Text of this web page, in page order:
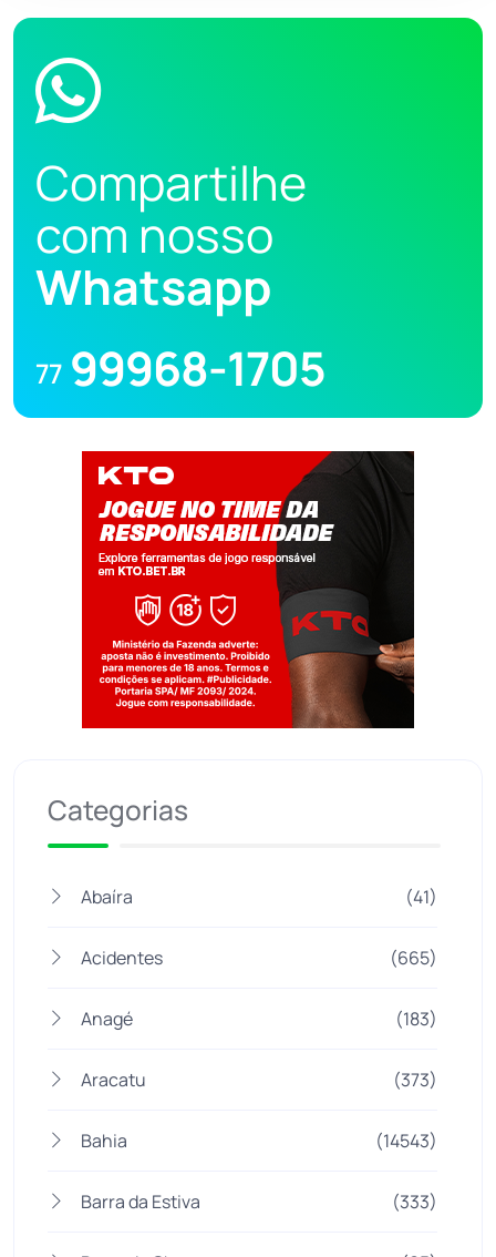
Compartilhe
com nosso
Whatsapp
77 99968-1705
Categorias
Abaíra (41)
Acidentes (665)
Anagé (183)
Aracatu (373)
Bahia (14543)
Barra da Estiva (333)